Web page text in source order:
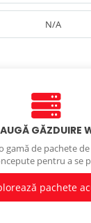
N/A
GĂZDUIRE
gamă de pachete
pentru a se
pachete